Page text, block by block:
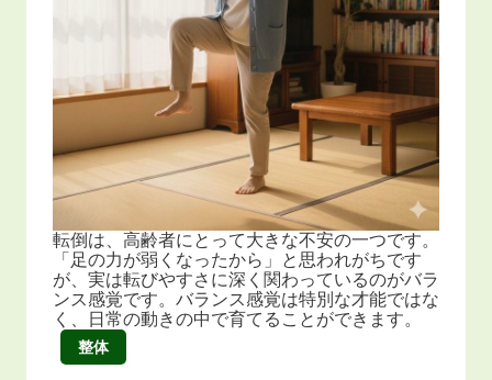
転倒は、高齢者にとって大きな不安の一つです。
「足の力が弱くなったから」と思われがちです
が、実は転びやすさに深く関わっているのがバラ
ンス感覚です。バランス感覚は特別な才能ではな
く、日常の動きの中で育てることができます。
整体